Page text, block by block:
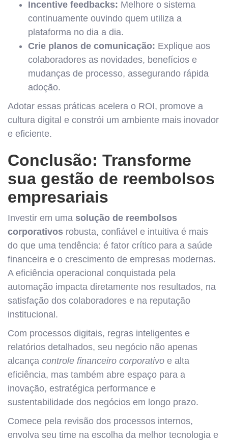
Incentive feedbacks: Melhore o sistema
continuamente ouvindo quem utiliza a
plataforma no dia a dia.
Crie planos de comunicação: Explique aos
colaboradores as novidades, benefícios e
mudanças de processo, assegurando rápida
adoção.
Adotar essas práticas acelera o ROI, promove a
cultura digital e constrói um ambiente mais inovador
e eficiente.
Conclusão: Transforme
sua gestão de reembolsos
empresariais
Investir em uma solução de reembolsos
corporativos robusta, confiável e intuitiva é mais
do que uma tendência: é fator crítico para a saúde
financeira e o crescimento de empresas modernas.
A eficiência operacional conquistada pela
automação impacta diretamente nos resultados, na
satisfação dos colaboradores e na reputação
institucional.
Com processos digitais, regras inteligentes e
relatórios detalhados, seu negócio não apenas
alcança controle financeiro corporativo e alta
eficiência, mas também abre espaço para a
inovação, estratégica performance e
sustentabilidade dos negócios em longo prazo.
Comece pela revisão dos processos internos,
envolva seu time na escolha da melhor tecnologia e